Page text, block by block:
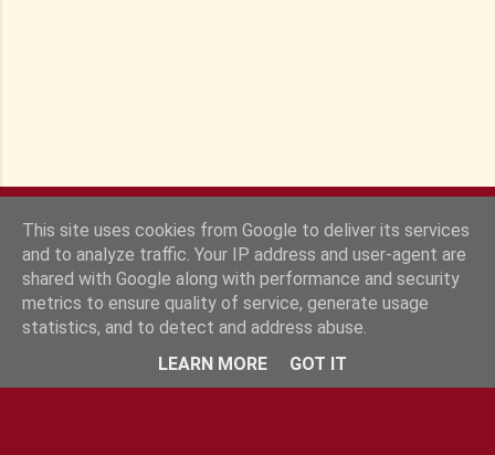
This site uses cookies from Google to deliver its services
and to analyze traffic. Your IP address and user-agent are
shared with Google along with performance and security
metrics to ensure quality of service, generate usage
statistics, and to detect and address abuse.
LEARN MORE
GOT IT